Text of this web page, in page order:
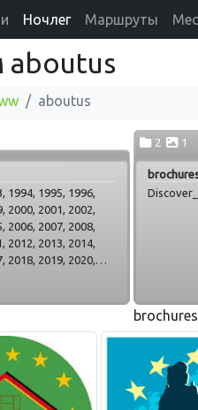
Ночлег Маршруты
aboutus
1994, 1995, 1996,
2000, 2001, 2002,
2006, 2007, 2008,
2012, 2013, 2014,
2018, 2019, 2020,
2 1
brochures